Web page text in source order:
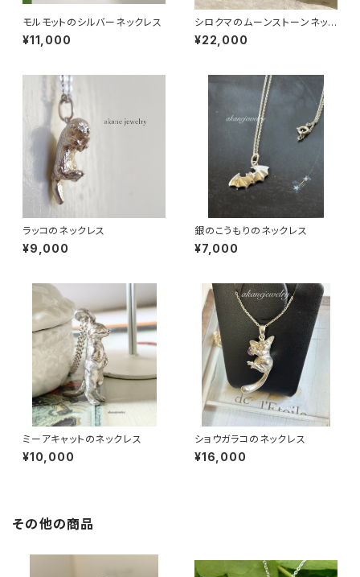
モルモットのシルバーネックレス
¥11,000
シロクマのムーンストーンネック
レス
¥22,000
ラッコのネックレス
¥9,000
銀のこうもりのネックレス
¥7,000
ミーアキャットのネックレス
¥10,000
ショウガラコのネックレス
¥16,000
その他の商品